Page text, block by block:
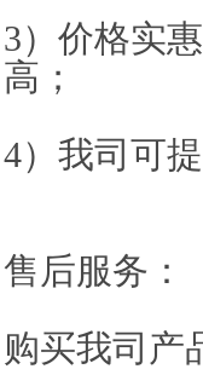
3）价格实
高；
4）我司可
售后服务：
购买我司产